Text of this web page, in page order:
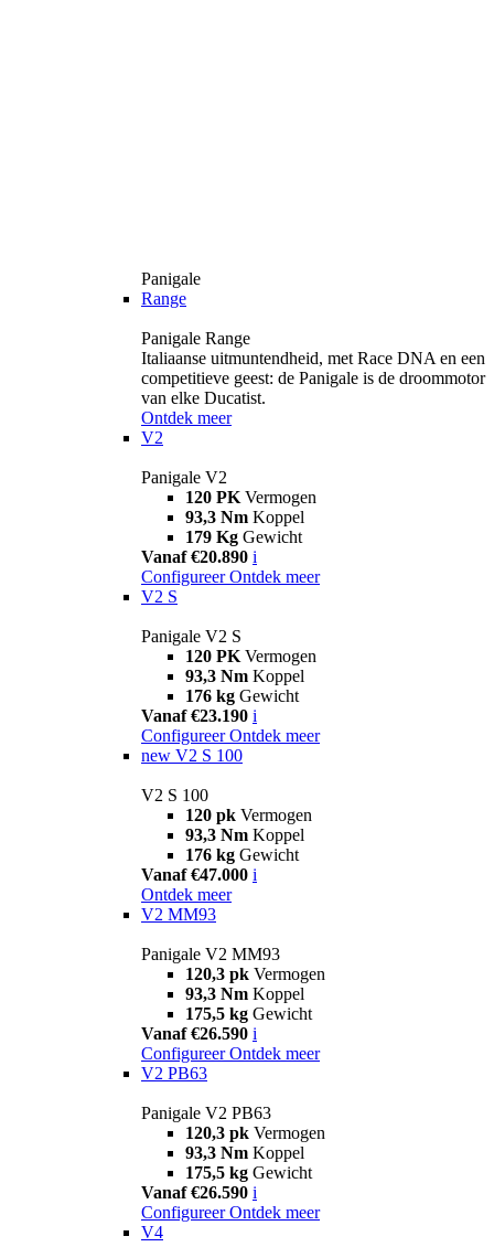
Panigale
Range
Panigale Range
Italiaanse uitmuntendheid, met Race DNA en een
competitieve geest: de Panigale is de droommotor
van elke Ducatist.
Ontdek meer
V2
Panigale V2
120 PK Vermogen
93,3 Nm Koppel
179 Kg Gewicht
Vanaf €20.890 i
Configureer Ontdek meer
V2 S
Panigale V2 S
120 PK Vermogen
93,3 Nm Koppel
176 kg Gewicht
Vanaf €23.190 i
Configureer Ontdek meer
new V2 S 100
V2 S 100
120 pk Vermogen
93,3 Nm Koppel
176 kg Gewicht
Vanaf €47.000 i
Ontdek meer
V2 MM93
Panigale V2 MM93
120,3 pk Vermogen
93,3 Nm Koppel
175,5 kg Gewicht
Vanaf €26.590 i
Configureer Ontdek meer
V2 PB63
Panigale V2 PB63
120,3 pk Vermogen
93,3 Nm Koppel
175,5 kg Gewicht
Vanaf €26.590 i
Configureer Ontdek meer
V4